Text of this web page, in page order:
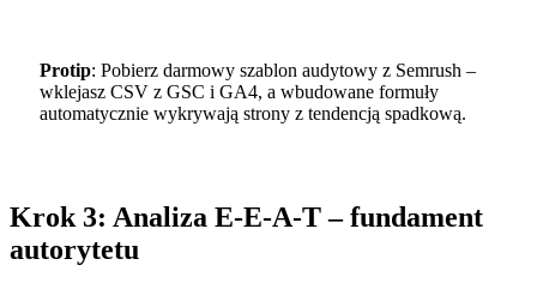
Protip: Pobierz darmowy szablon audytowy z Semrush –
wklejasz CSV z GSC i GA4, a wbudowane formuły
automatycznie wykrywają strony z tendencją spadkową.
Krok 3: Analiza E-E-A-T – fundament
autorytetu